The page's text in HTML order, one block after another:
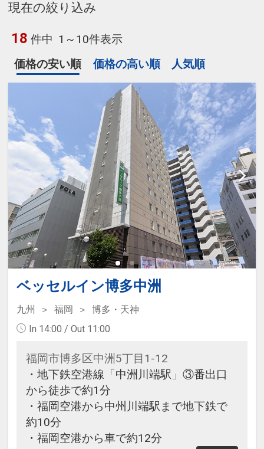
現在の絞り込み
18 件中 1～10件表示
価格の安い順
価格の高い順 人気順
ベッセルイン博多中洲
九州 福岡
博多・天神
In 14:00 / Out 11:00
福岡市博多区中洲5丁目1-12
・地下鉄空港線「中洲川端駅」③番出口
から徒歩で約1分
・福岡空港から中州川端駅まで地下鉄で
約10分
・福岡空港から車で約12分